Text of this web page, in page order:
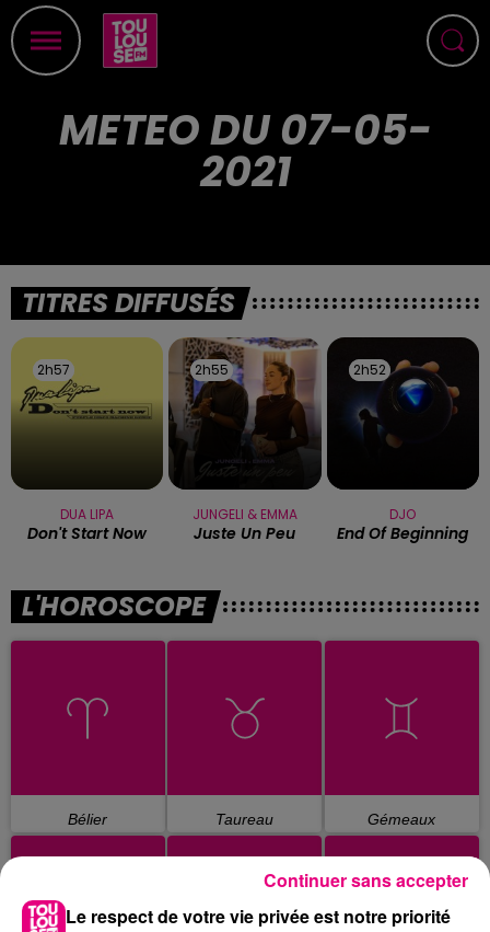
METEO DU 07-05-
2021
TITRES DIFFUSÉS
2h57
2h57
DUA LIPA
Don't Start Now
2h55
2h55
JUNGELI & EMMA
Juste Un Peu
2h52
2h52
DJO
End Of Beginning
L'HOROSCOPE
Bélier Taureau Gémeaux
Le respect de votre vie privée est notre priorité
Continuer sans accepter